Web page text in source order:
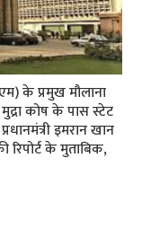
के प्रमुख मौलाना
कोष के पास स्टेट
इमरान खान
के मुताबिक,